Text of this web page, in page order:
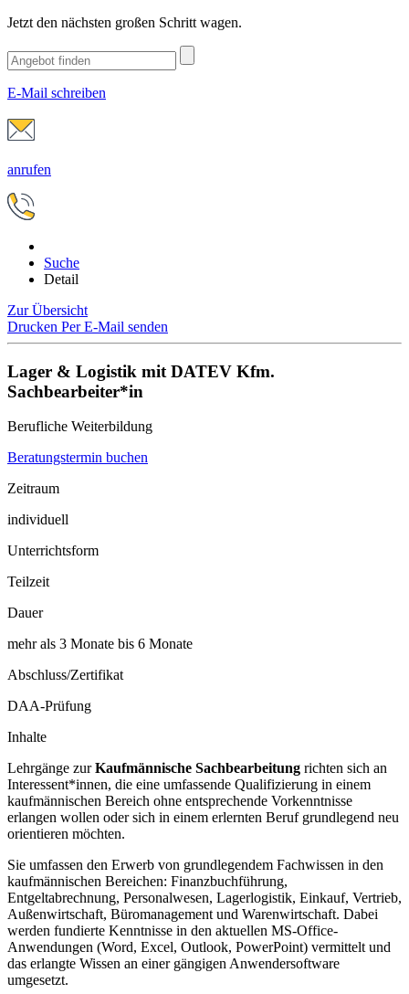
Jetzt den nächsten großen Schritt wagen.
E-Mail schreiben
anrufen
Suche
Detail
Zur Übersicht
Drucken Per E-Mail senden
Lager & Logistik mit DATEV Kfm.
Sachbearbeiter*in
Berufliche Weiterbildung
Beratungstermin buchen
Zeitraum
individuell
Unterrichtsform
Teilzeit
Dauer
mehr als 3 Monate bis 6 Monate
Abschluss/Zertifikat
DAA-Prüfung
Inhalte
Lehrgänge zurKaufmännische Sachbearbeitung richten sich an
Interessent*innen, die eine umfassende Qualifizierung in einem
kaufmännischen Bereich ohne entsprechende Vorkenntnisse
erlangen wollen oder sich in einem erlernten Beruf grundlegend neu
orientieren möchten.
Sie umfassen den Erwerb von grundlegendem Fachwissen in den
kaufmännischen Bereichen: Finanzbuchführung,
Entgeltabrechnung, Personalwesen, Lagerlogistik, Einkauf, Vertrieb,
Außenwirtschaft, Büromanagement und Warenwirtschaft. Dabei
werden fundierte Kenntnisse in den aktuellen MS-Office-
Anwendungen (Word, Excel, Outlook, PowerPoint) vermittelt und
das erlangte Wissen an einer gängigen Anwendersoftware
umgesetzt.